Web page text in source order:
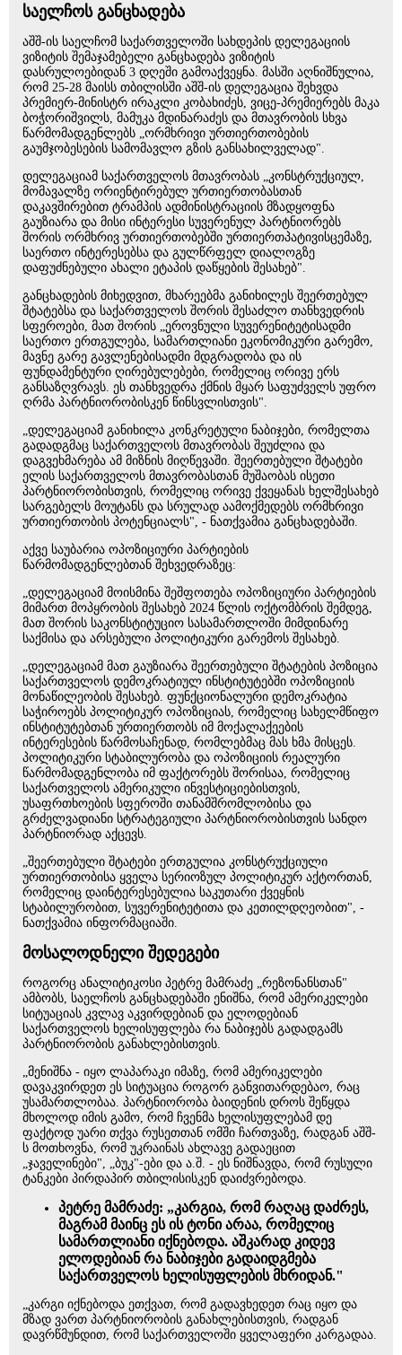
საელჩოს განცხადება
აშშ-ის საელჩომ საქართველოში სახდეპის დელეგაციის
ვიზიტის შემაჯამებელი განცხადება ვიზიტის
დასრულოებიდან 3 დღეში გამოაქვეყნა. მასში აღნიშნულია,
რომ 25-28 მაისს თბილისში აშშ-ის დელეგაცია შეხვდა
პრემიერ-მინისტრ ირაკლი კობახიძეს, ვიცე-პრემიერებს მაკა
ბოჭორიშვილს, მამუკა მდინარაძეს და მთავრობის სხვა
წარმომადგენლებს „ორმხრივი ურთიერთობების
გაუმჯობესების სამომავლო გზის განსახილველად".
დელეგაციამ საქართველოს მთავრობას „კონსტრუქციულ,
მომავალზე ორიენტირებულ ურთიერთობასთან
დაკავშირებით ტრამპის ადმინისტრაციის მზადყოფნა
გაუზიარა და მისი ინტერესი სუვერენულ პარტნიორებს
შორის ორმხრივ ურთიერთობებში ურთიერთპატივისცემაზე,
საერთო ინტერესებსა და გულწრფელ დიალოგზე
დაფუძნებული ახალი ეტაპის დაწყების შესახებ".
განცხადების მიხედვით, მხარეებმა განიხილეს შეერთებულ
შტატებსა და საქართველოს შორის შესაძლო თანხვედრის
სფეროები, მათ შორის „ეროვნული სუვერენიტეტისადმი
საერთო ერთგულება, სამართლიანი ეკონომიკური გარემო,
მავნე გარე გავლენებისადმი მდგრადობა და ის
ფუნდამენტური ღირებულებები, რომელიც ორივე ერს
განსაზღვრავს. ეს თანხვედრა ქმნის მყარ საფუძველს უფრო
ღრმა პარტნიორობისკენ წინსვლისთვის".
„დელეგაციამ განიხილა კონკრეტული ნაბიჯები, რომელთა
გადადგმაც საქართველოს მთავრობას შეუძლია და
დაგვეხმარება ამ მიზნის მიღწევაში. შეერთებული შტატები
ელის საქართველოს მთავრობასთან მუშაობას ისეთი
პარტნიორობისთვის, რომელიც ორივე ქვეყანას ხელშესახებ
სარგებელს მოუტანს და სრულად აამოქმედებს ორმხრივი
ურთიერთობის პოტენციალს", - ნათქვამია განცხადებაში.
აქვე საუბარია ოპოზიციური პარტიების
წარმომადგენლებთან შეხვედრაზეც:
„დელეგაციამ მოისმინა შეშფოთება ოპოზიციური პარტიების
მიმართ მოპყრობის შესახებ 2024 წლის ოქტომბრის შემდეგ,
მათ შორის საკონსტიტუციო სასამართლოში მიმდინარე
საქმისა და არსებული პოლიტიკური გარემოს შესახებ.
„დელეგაციამ მათ გაუზიარა შეერთებული შტატების პოზიცია
საქართველოს დემოკრატიულ ინსტიტუტებში ოპოზიციის
მონაწილეობის შესახებ. ფუნქციონალური დემოკრატია
საჭიროებს პოლიტიკურ ოპოზიციას, რომელიც სახელმწიფო
ინსტიტუტებთან ურთიერთობს იმ მოქალაქეების
ინტერესების წარმოსაჩენად, რომლებმაც მას ხმა მისცეს.
პოლიტიკური სტაბილურობა და ოპოზიციის რეალური
წარმომადგენლობა იმ ფაქტორებს შორისაა, რომელიც
საქართველოს ამერიკული ინვესტიციებისთვის,
უსაფრთხოების სფეროში თანამშრომლობისა და
გრძელვადიანი სტრატეგიული პარტნიორობისთვის სანდო
პარტნიორად აქცევს.
„შეერთებული შტატები ერთგულია კონსტრუქციული
ურთიერთობისა ყველა სერიოზულ პოლიტიკურ აქტორთან,
რომელიც დაინტერესებულია საკუთარი ქვეყნის
სტაბილურობით, სუვერენიტეტითა და კეთილდღეობით", -
ნათქვამია ინფორმაციაში.
მოსალოდნელი შედეგები
როგორც ანალიტიკოსი პეტრე მამრაძე „რეზონანსთან"
ამბობს, საელჩოს განცხადებაში ენიშნა, რომ ამერიკელები
სიტუაციას კვლავ აკვირდებიან და ელოდებიან
საქართველოს ხელისუფლება რა ნაბიჯებს გადადგამს
პარტნიორობის განახლებისთვის.
„მენიშნა - იყო ლაპარაკი იმაზე, რომ ამერიკელები
დავაკვირდეთ ეს სიტუაცია როგორ განვითარდებაო, რაც
უსამართლობაა. პარტნიორობა ბაიდენის დროს შეწყდა
მხოლოდ იმის გამო, რომ ჩვენმა ხელისუფლებამ დე
ფაქტოდ უარი თქვა რუსეთთან ომში ჩართვაზე, რადგან აშშ-
ს მოთხოვნა, რომ უკრაინას ახლავე გადაეცით
„ჯაველინები", „ბუკ"-ები და ა.შ. - ეს ნიშნავდა, რომ რუსული
ტანკები პირდაპირ თბილისისკენ დაიძვრებოდა.
პეტრე მამრაძე: „კარგია, რომ რაღაც დაძრეს,
მაგრამ მაინც ეს ის ტონი არაა, რომელიც
სამართლიანი იქნებოდა. აშკარად კიდევ
ელოდებიან რა ნაბიჯები გადაიდგმება
საქართველოს ხელისუფლების მხრიდან."
„კარგი იქნებოდა ეთქვათ, რომ გადავხედეთ რაც იყო და
მზად ვართ პარტნიორობის განახლებისთვის, რადგან
დავრწმუნდით, რომ საქართველოში ყველაფერი კარგადაა.